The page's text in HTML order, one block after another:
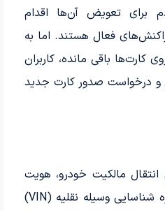
برای تعویض آن‌ها اقدام
فعال هستند. اما به
کارت‌ها باقی مانده، کاربران
و درخواست صدور کارت جدید
مالکیت خودرو، هویت
مالک جدید بر اساس شماره شناسایی وسیله نقلیه (VIN)